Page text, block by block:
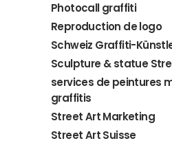
Photocall graffiti
Reproduction de logo
Schweiz Graffiti-
Sculpture & statue
services de peintures
graffitis
Street Art Marketing
Street Art Suisse